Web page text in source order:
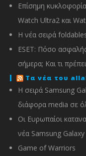
Επίσημη
Watch Ultra2 και
Η νέα σειρά
ESET: Πόσο
σήμερα; Και τι
Τα νέα του
Η σειρά Samsung
διάφορα media σε
Οι Ευρωπαίοι
νέα Samsung
Game of Warriors